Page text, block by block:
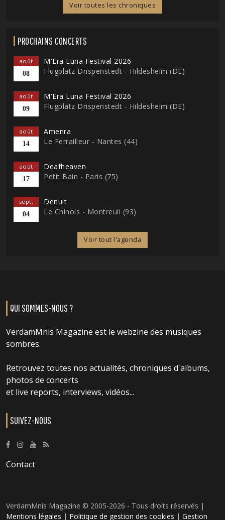
Voir toutes les chroniques
PROCHAINS CONCERTS
août
08
M'Era Luna Festival 2026
Flugplatz Drispenstedt - Hildesheim (DE)
août
09
M'Era Luna Festival 2026
Flugplatz Drispenstedt - Hildesheim (DE)
août
14
Amenra
Le Ferrailleur - Nantes (44)
août
17
Deafheaven
Petit Bain - Paris (75)
sept.
04
Denuit
Le Chinois - Montreuil (93)
Voir tout l'agenda
QUI SOMMES-NOUS ?
VerdamMnis Magazine est le webzine des musiques
sombres.
Retrouvez toutes nos actualités, chroniques d'albums,
photos de concerts
et live reports, interviews, vidéos...
SUIVEZ-NOUS
Contact
VerdamMnis Magazine © 2005-2026 - Tous droits réservés |
Mentions légales | Politique de gestion des cookies | Gestion